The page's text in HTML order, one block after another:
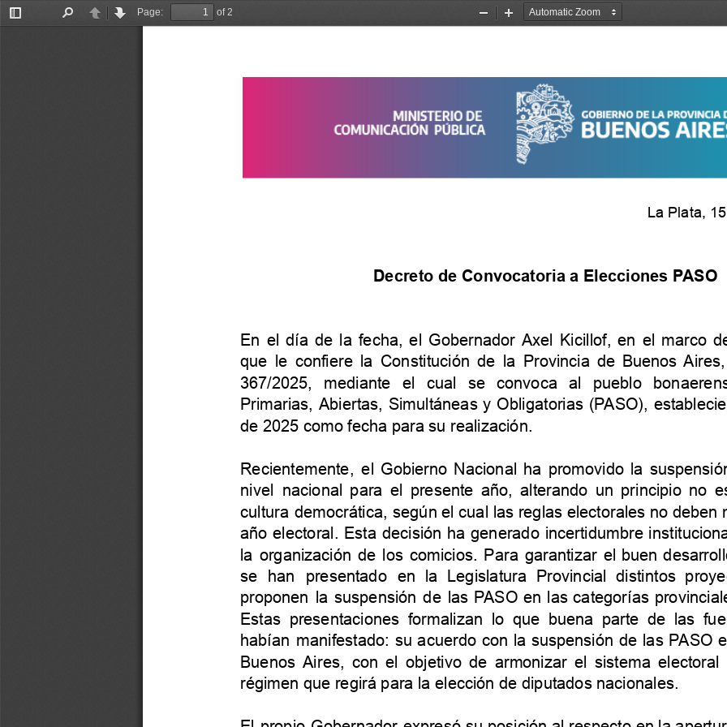
Toggle
PreviousNext
Page:
of 2
Zoom
Zoom
La Plata, 15
Decreto de Convocatoria a Elecciones PASO
En el día de la fecha, el Gobernador Axel Kicillof, en el marco
que
le confiere la Constitución de la Provincia de Buenos Aires,
367/2025,
mediante el cual se convoca al pueblo
Primarias, Abiertas, Simultáneas y Obligatorias (PASO),
de 2025 como fecha para su realización.
Recientemente, el Gobierno Nacional ha promovido la
nivel
nacional para el presente año, alterando un principio no
cultura democrática, según el cual las reglas electorales no deben
año electoral. Esta decisión ha generado incertidumbre
la organización de los comicios. Para garantizar el buen
se
han presentado en la Legislatura Provincial distintos
proponen
la suspensión de las PASO en las categorías
Estas presentaciones formalizan lo que buena parte de las
habían manifestado: su acuerdo con la suspensión de las PASO
Buenos Aires, con el objetivo de armonizar el sistema electoral
régimen que regirá para la elección de diputados nacionales.